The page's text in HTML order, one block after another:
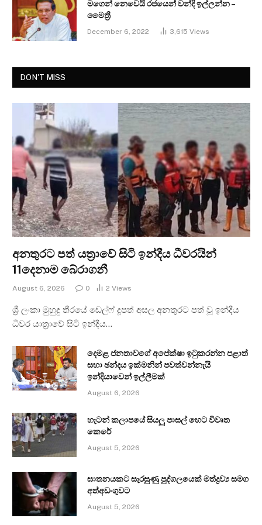
මගෙන් නෙවෙයි රජයෙන් වන්දි ඉල්ලන්න –
මෛත්‍රී
December 6, 2022 3,615 Views
DON'T MISS
අනතුරට පත් යත්‍රාවේ සිටි ඉන්දීය ධීවරයින්
11දෙනාම බේරාගනී
August 6, 2026 0 2 Views
ශ්‍රී ලංකා මුහුදු තීරයේ ඩෙල්ෆ් දූපත් අසල අනතුරට පත් වූ ඉන්දීය
ධීවර යාත්‍රාවේ සිටි ඉන්දීය…
දෙමළ ජනතාවගේ අපේක්ෂා ඉටුකරන්න පළාත්
සභා ඡන්දය ඉක්මනින් පවත්වන්නැයි
ඉන්දියාවෙන් ඉල්ලීමක්
August 6, 2026
හැටන් කලාපයේ සියලු පාසල් හෙට විවෘත
කෙරේ
August 5, 2026
ඝාතනයකට සැරසුණු පුද්ගලයෙක් මත්ද්‍රව්‍ය සමග
අත්අඩංගුවට
August 5, 2026